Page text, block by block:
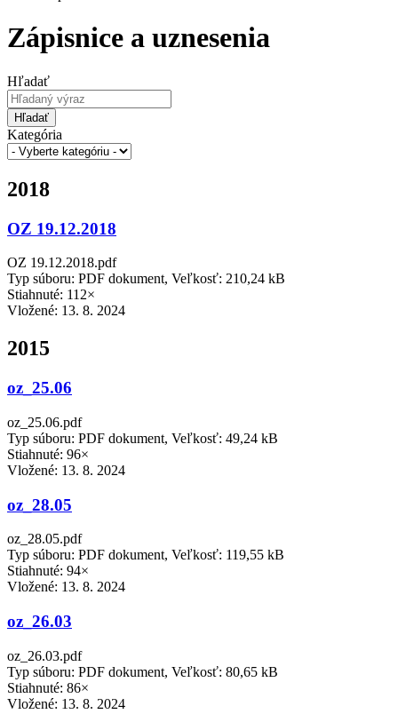
Zápisnice a uznesenia
Hľadať
Hľadať
Kategória
2018
OZ 19.12.2018
OZ 19.12.2018.pdf
Typ súboru: PDF dokument, Veľkosť: 210,24 kB
Stiahnuté: 112×
Vložené: 13. 8. 2024
2015
oz_25.06
oz_25.06.pdf
Typ súboru: PDF dokument, Veľkosť: 49,24 kB
Stiahnuté: 96×
Vložené: 13. 8. 2024
oz_28.05
oz_28.05.pdf
Typ súboru: PDF dokument, Veľkosť: 119,55 kB
Stiahnuté: 94×
Vložené: 13. 8. 2024
oz_26.03
oz_26.03.pdf
Typ súboru: PDF dokument, Veľkosť: 80,65 kB
Stiahnuté: 86×
Vložené: 13. 8. 2024